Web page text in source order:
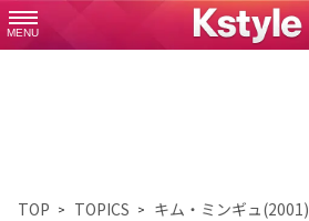
MENU
TOP TOPICS キム・ミンギュ(2001)